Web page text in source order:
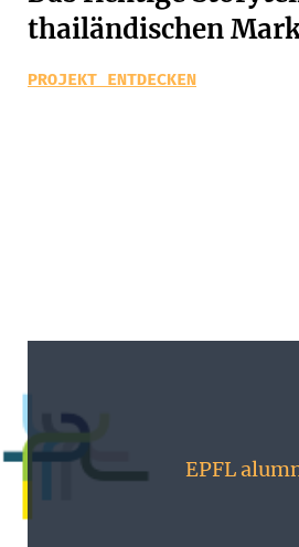
thailändischen
PROJEKT ENTDECKEN
EPFL